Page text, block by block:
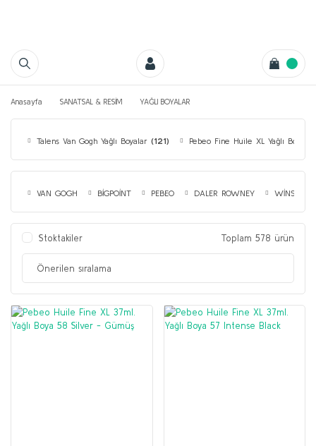
Anasayfa SANATSAL & RESİM YAĞLI BOYALAR
Talens Van Gogh Yağlı Boyalar (121) Pebeo Fine Huile XL Yağlı
VAN GOGH BİGPOİNT PEBEO DALER ROWNEY
Stoktakiler Toplam 578 ürün